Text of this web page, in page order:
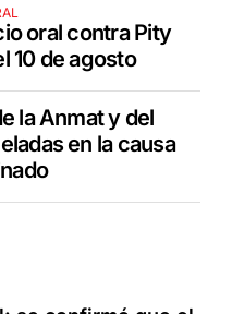
oral contra Pity
10 de agosto
la Anmat y del
en la causa